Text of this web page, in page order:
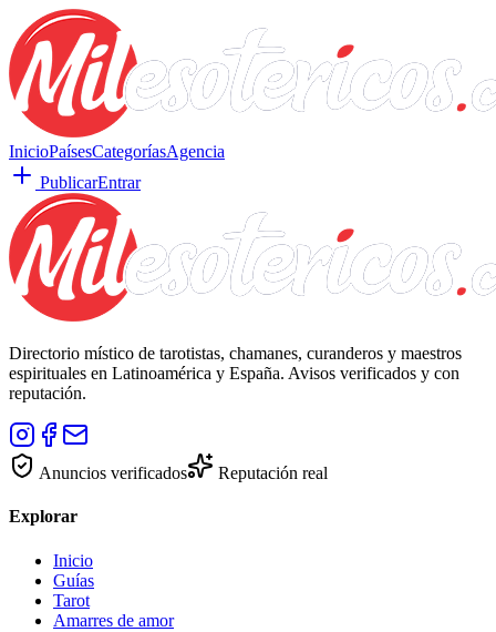
InicioPaísesCategoríasAgencia
PublicarEntrar
Directorio místico de tarotistas, chamanes, curanderos y maestros
espirituales en Latinoamérica y España. Avisos verificados y con
reputación.
Anuncios verificados Reputación real
Explorar
Inicio
Guías
Tarot
Amarres de amor